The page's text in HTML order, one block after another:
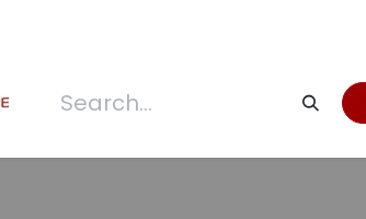
Connexion Refection